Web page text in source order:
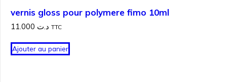
vernis gloss pour polymere fimo 10ml
د.ت TTC
Ajouter au panier